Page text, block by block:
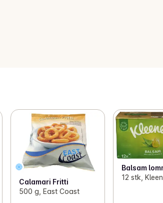
Calamari Fritti
500 g, East Coast
Balsam
12 stk,